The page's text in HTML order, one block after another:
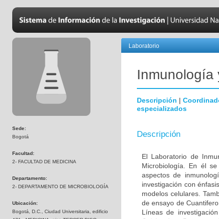
Sede:
Bogotá
Facultad:
2- FACULTAD DE MEDICINA
Departamento:
2- DEPARTAMENTO DE MICROBIOLOGÍA
Ubicación:
Bogotá, D.C., Ciudad Universitaria, edificio
Laboratorio
Inmunología
Descripción |
especializados
Descripción
El Laboratorio de
Microbiología. En él
aspectos de
investigación con
modelos celulares.
de ensayo de
Líneas de